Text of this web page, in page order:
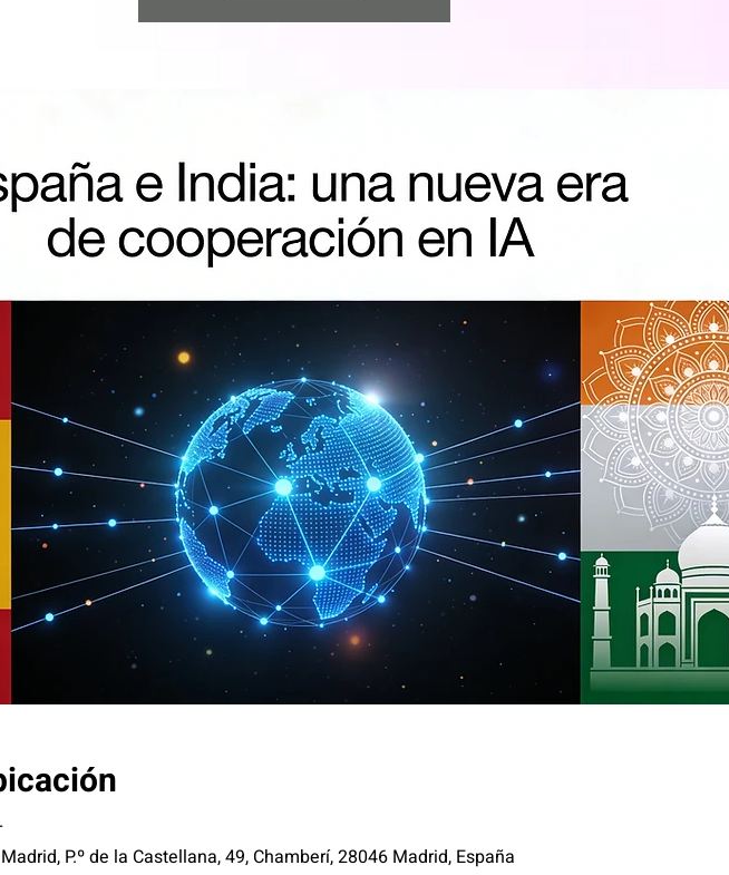
P.º de la Castellana, 49, Chamberí, 28046 Madrid, España